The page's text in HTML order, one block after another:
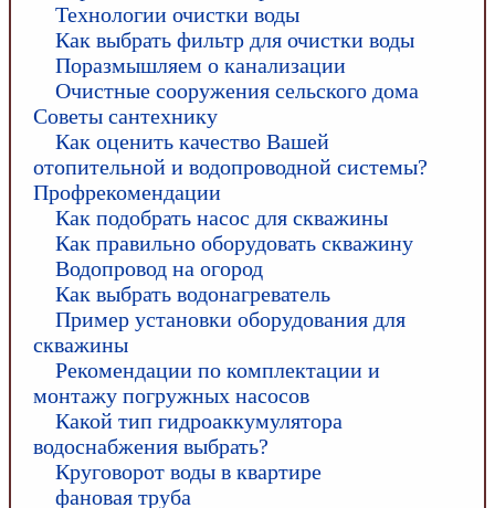
Технологии очистки воды
Как выбрать фильтр для очистки воды
Поразмышляем о канализации
Очистные сооружения сельского дома
Советы сантехнику
Как оценить качество Вашей
отопительной и водопроводной системы?
Профрекомендации
Как подобрать насос для скважины
Как правильно оборудовать скважину
Водопровод на огород
Как выбрать водонагреватель
Пример установки оборудования для
скважины
Рекомендации по комплектации и
монтажу погружных насосов
Какой тип гидроаккумулятора
водоснабжения выбрать?
Круговорот воды в квартире
фановая труба